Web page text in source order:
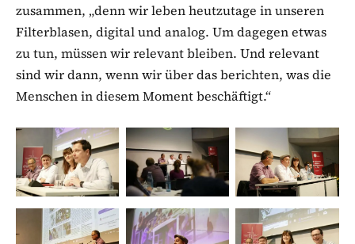
zusammen, „denn wir leben heutzutage in unseren
Filterblasen, digital und analog. Um dagegen etwas
zu tun, müssen wir relevant bleiben. Und relevant
sind wir dann, wenn wir über das berichten, was die
Menschen in diesem Moment beschäftigt.“